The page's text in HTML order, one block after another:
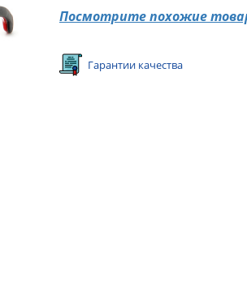
Посмотрите похожие
Гарантии качества